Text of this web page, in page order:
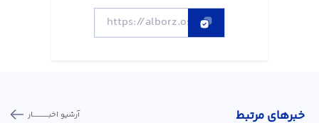
خبر‌های مرتبط آرشیو اخبـــــــــــار